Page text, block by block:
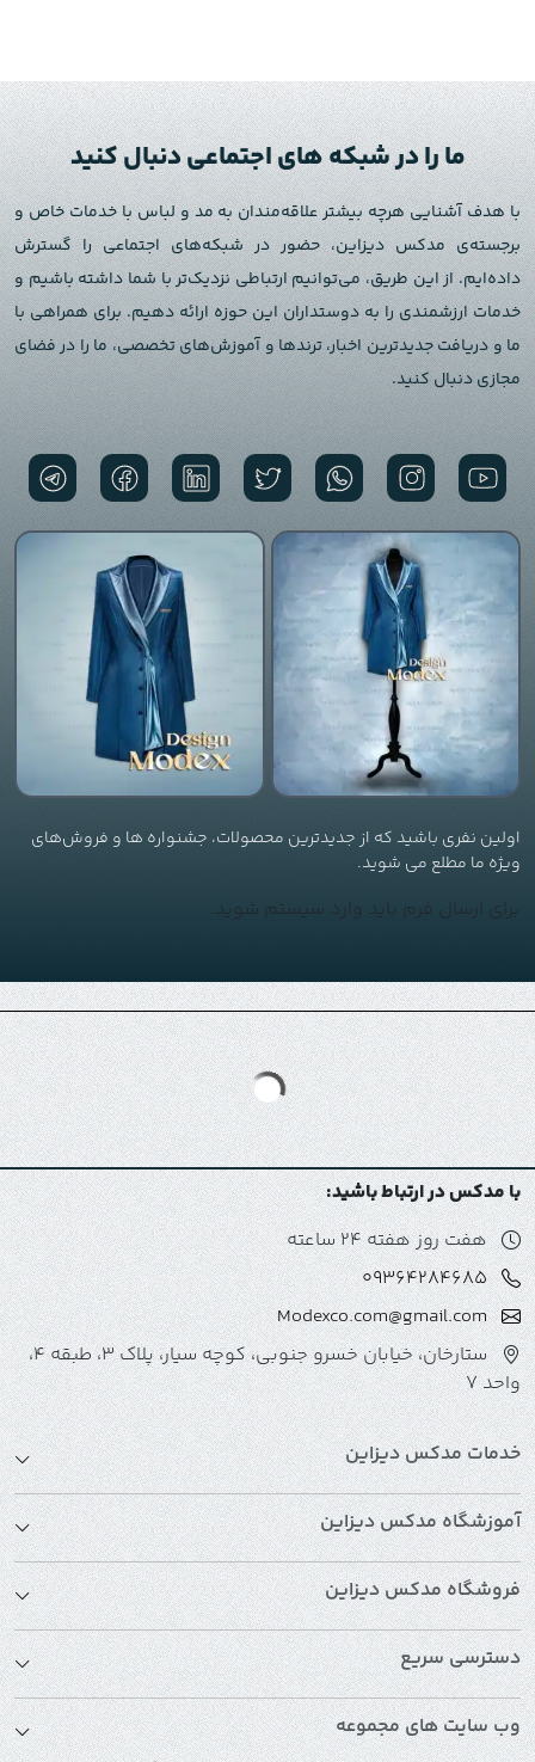
ما را در شبکه های اجتماعی دنبال کنید
با هدف آشنایی هرچه بیشتر علاقه‌مندان به مد و لباس با خدمات خاص و
برجسته‌ی مدکس دیزاین، حضور در شبکه‌های اجتماعی را گسترش
داده‌ایم. از این طریق، می‌توانیم ارتباطی نزدیک‌تر با شما داشته باشیم و
خدمات ارزشمندی را به دوستداران این حوزه ارائه دهیم. برای همراهی با
ما و دریافت جدیدترین اخبار، ترندها و آموزش‌های تخصصی، ما را در فضای
مجازی دنبال کنید.
اولین نفری باشید که از جدیدترین محصولات، جشنواره ها و فروش‌های
ویژه ما مطلع می شوید.
برای ارسال فرم باید وارد سیستم شوید.
با مدکس در ارتباط باشید:
هفت روز هفته 24 ساعته
09364284685
Modexco.com@gmail.com
ستارخان، خیابان خسرو جنوبی، کوچه سیار، پلاک 3، طبقه 4،
واحد 7
خدمات مدکس دیزاین
آموزشگاه مدکس دیزاین
فروشگاه مدکس دیزاین
دسترسی سریع
وب سایت های مجموعه